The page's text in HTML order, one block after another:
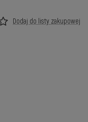
Dodaj do listy zakupowej